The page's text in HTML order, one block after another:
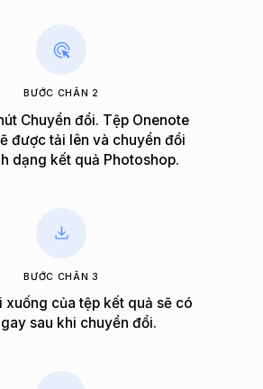
BƯỚC CHÂN 2
Chuyển đổi. Tệp Onenote
được tải lên và chuyển đổi
dạng kết quả Photoshop.
BƯỚC CHÂN 3
xuống của tệp kết quả sẽ có
sau khi chuyển đổi.